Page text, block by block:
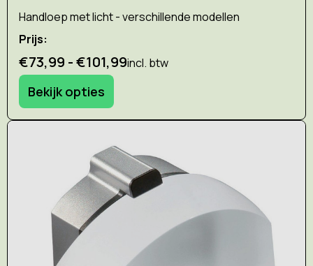
Handloep met licht - verschillende modellen
Prijs:
€73,99 - €101,99incl. btw
Bekijk opties